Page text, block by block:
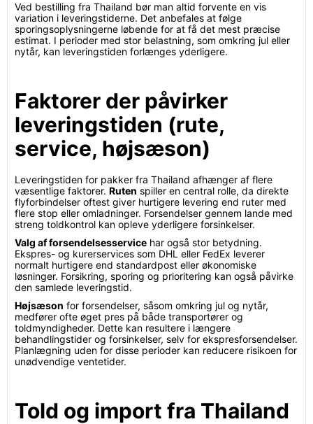
Ved bestilling fra Thailand bør man altid forvente en vis
variation i leveringstiderne. Det anbefales at følge
sporingsoplysningerne løbende for at få det mest præcise
estimat. I perioder med stor belastning, som omkring jul eller
nytår, kan leveringstiden forlænges yderligere.
Faktorer der påvirker
leveringstiden (rute,
service, højsæson)
Leveringstiden for pakker fra Thailand afhænger af flere
væsentlige faktorer. Ruten spiller en central rolle, da direkte
flyforbindelser oftest giver hurtigere levering end ruter med
flere stop eller omladninger. Forsendelser gennem lande med
streng toldkontrol kan opleve yderligere forsinkelser.
Valg af forsendelsesservice har også stor betydning.
Ekspres- og kurerservices som DHL eller FedEx leverer
normalt hurtigere end standardpost eller økonomiske
løsninger. Forsikring, sporing og prioritering kan også påvirke
den samlede leveringstid.
Højsæson for forsendelser, såsom omkring jul og nytår,
medfører ofte øget pres på både transportører og
toldmyndigheder. Dette kan resultere i længere
behandlingstider og forsinkelser, selv for ekspresforsendelser.
Planlægning uden for disse perioder kan reducere risikoen for
unødvendige ventetider.
Told og import fra Thailand